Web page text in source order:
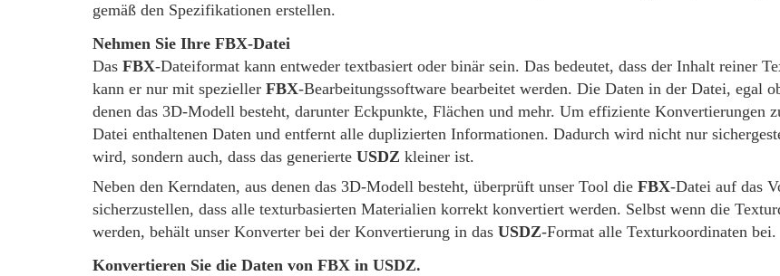
gemäß den Spezifikationen erstellen.
Nehmen Sie Ihre FBX-Datei
Das FBX-Dateiformat kann entweder textbasiert oder binär sein. Das bedeutet, dass der Inhalt reiner
kann er nur mit spezieller FBX-Bearbeitungssoftware bearbeitet werden. Die Daten in der Datei, egal
denen das 3D-Modell besteht, darunter Eckpunkte, Flächen und mehr. Um effiziente Konvertierungen
Datei enthaltenen Daten und entfernt alle duplizierten Informationen. Dadurch wird nicht nur
wird, sondern auch, dass das generierte USDZ kleiner ist.
Neben den Kerndaten, aus denen das 3D-Modell besteht, überprüft unser Tool die FBX-Datei auf das
sicherzustellen, dass alle texturbasierten Materialien korrekt konvertiert werden. Selbst wenn die
werden, behält unser Konverter bei der Konvertierung in das USDZ-Format alle Texturkoordinaten bei.
Konvertieren Sie die Daten von FBX in USDZ.